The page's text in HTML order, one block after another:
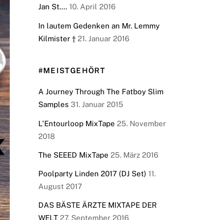
Jan St.… 10. April 2016
In lautem Gedenken an Mr. Lemmy
Kilmister †21. Januar 2016
#MEISTGEHÖRT
A Journey Through The Fatboy Slim
Samples 31. Januar 2015
L’Entourloop MixTape 25. November
2018
The SEEED MixTape 25. März 2016
Poolparty Linden 2017 (DJ Set) 11.
August 2017
DAS BÄSTE ÄRZTE MIXTAPE DER
WELT27. September 2016